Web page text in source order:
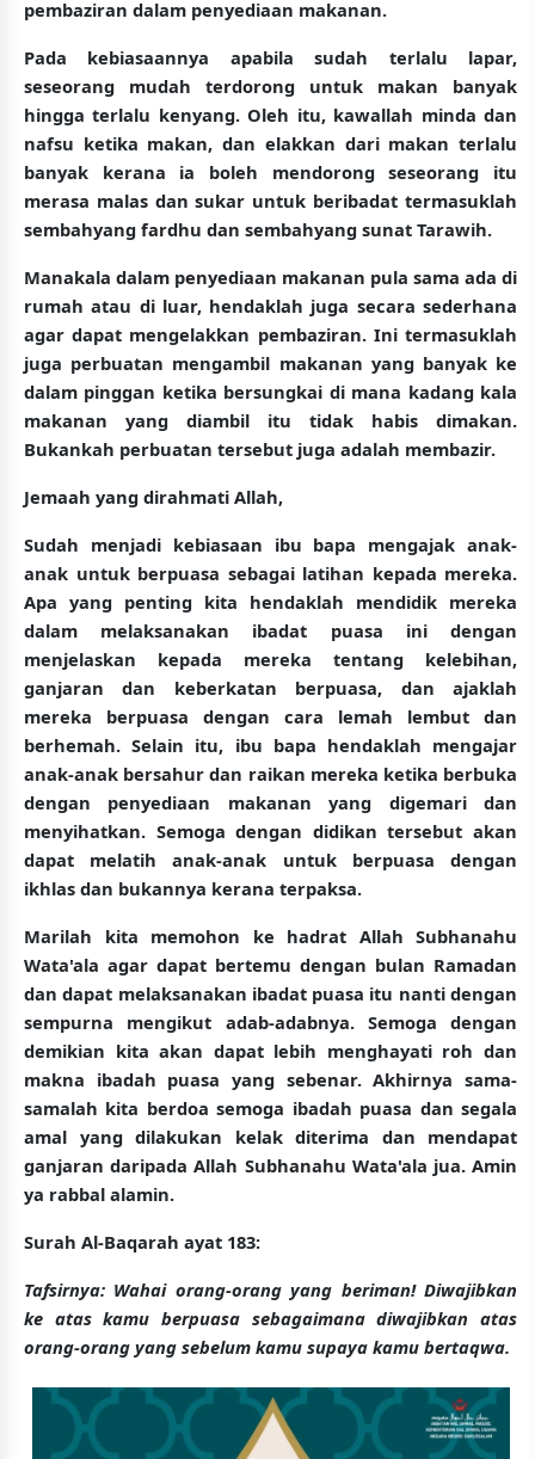
pembaziran dalam penyediaan makanan.
Pada kebiasaannya apabila sudah terlalu lapar,
seseorang mudah terdorong untuk makan banyak
hingga terlalu kenyang. Oleh itu, kawallah minda dan
nafsu ketika makan, dan elakkan dari makan terlalu
banyak kerana ia boleh mendorong seseorang itu
merasa malas dan sukar untuk beribadat termasuklah
sembahyang fardhu dan sembahyang sunat Tarawih.
Manakala dalam penyediaan makanan pula sama ada di
rumah atau di luar, hendaklah juga secara sederhana
agar dapat mengelakkan pembaziran. Ini termasuklah
juga perbuatan mengambil makanan yang banyak ke
dalam pinggan ketika bersungkai di mana kadang kala
makanan yang diambil itu tidak habis dimakan.
Bukankah perbuatan tersebut juga adalah membazir.
Jemaah yang dirahmati Allah,
Sudah menjadi kebiasaan ibu bapa mengajak anak-
anak untuk berpuasa sebagai latihan kepada mereka.
Apa yang penting kita hendaklah mendidik mereka
dalam melaksanakan ibadat puasa ini dengan
menjelaskan kepada mereka tentang kelebihan,
ganjaran dan keberkatan berpuasa, dan ajaklah
mereka berpuasa dengan cara lemah lembut dan
berhemah. Selain itu, ibu bapa hendaklah mengajar
anak-anak bersahur dan raikan mereka ketika berbuka
dengan penyediaan makanan yang digemari dan
menyihatkan. Semoga dengan didikan tersebut akan
dapat melatih anak-anak untuk berpuasa dengan
ikhlas dan bukannya kerana terpaksa.
Marilah kita memohon ke hadrat Allah Subhanahu
Wata'ala agar dapat bertemu dengan bulan Ramadan
dan dapat melaksanakan ibadat puasa itu nanti dengan
sempurna mengikut adab-adabnya. Semoga dengan
demikian kita akan dapat lebih menghayati roh dan
makna ibadah puasa yang sebenar. Akhirnya sama-
samalah kita berdoa semoga ibadah puasa dan segala
amal yang dilakukan kelak diterima dan mendapat
ganjaran daripada Allah Subhanahu Wata'ala jua. Amin
ya rabbal alamin.
Surah Al-Baqarah ayat 183:
Tafsirnya: Wahai orang-orang yang beriman! Diwajibkan
ke atas kamu berpuasa sebagaimana diwajibkan atas
orang-orang yang sebelum kamu supaya kamu bertaqwa.